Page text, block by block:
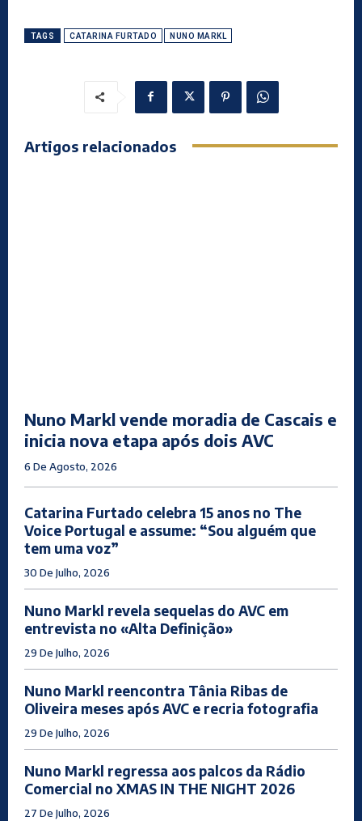
TAGS CATARINA FURTADO NUNO MARKL
Artigos relacionados
Nuno Markl vende moradia de Cascais e
inicia nova etapa após dois AVC
6 De Agosto, 2026
Catarina Furtado celebra 15 anos no The
Voice Portugal e assume: “Sou alguém que
tem uma voz”
30 De Julho, 2026
Nuno Markl revela sequelas do AVC em
entrevista no «Alta Definição»
29 De Julho, 2026
Nuno Markl reencontra Tânia Ribas de
Oliveira meses após AVC e recria fotografia
29 De Julho, 2026
Nuno Markl regressa aos palcos da Rádio
Comercial no XMAS IN THE NIGHT 2026
27 De Julho, 2026